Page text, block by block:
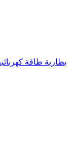
بطارية طاقة